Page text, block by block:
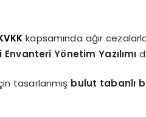
kapsamında ağır
Envanteri Yönetim Yazılımı
tasarlanmış bulut tabanlı